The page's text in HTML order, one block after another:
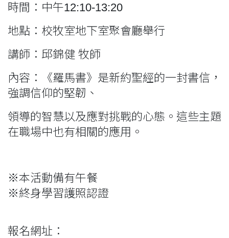
時間：中午12:10-13:20
地點：校牧室地下室聚會廳舉行
講師：邱錦健 牧師
內容：《羅馬書》是新約聖經的一封書信，
強調信仰的堅韌、
領導的智慧以及應對挑戰的心態。這些主題
在職場中也有相關的應用。
※本活動備有午餐
※終身學習護照認證
報名網址：